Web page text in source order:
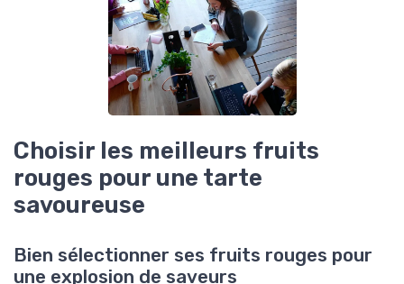
Choisir les meilleurs fruits
rouges pour une tarte
savoureuse
Bien sélectionner ses fruits rouges pour
une explosion de saveurs